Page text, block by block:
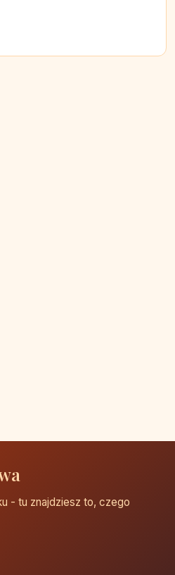
- tu znajdziesz to, czego